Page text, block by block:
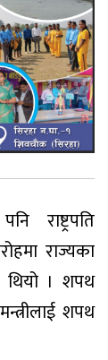
राष्ट्रपति
राज्यका
थियो । शपथ
शपथ